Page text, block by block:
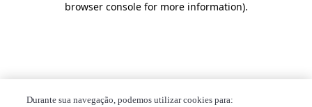
browser console for more information).
Durante sua navegação, podemos utilizar cookies para: